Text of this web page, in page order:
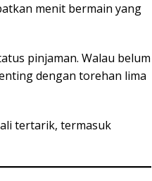
menit bermain yang
pinjaman. Walau belum
dengan torehan lima
tertarik, termasuk